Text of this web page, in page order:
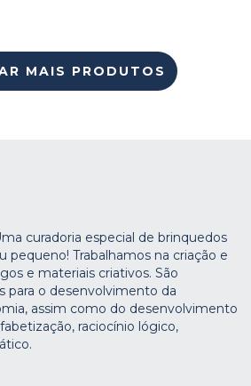
MAIS PRODUTOS
curadoria especial de brinquedos
pequeno! Trabalhamos na criação e
e materiais criativos. São
para o desenvolvimento da
assim como do desenvolvimento
raciocínio lógico,